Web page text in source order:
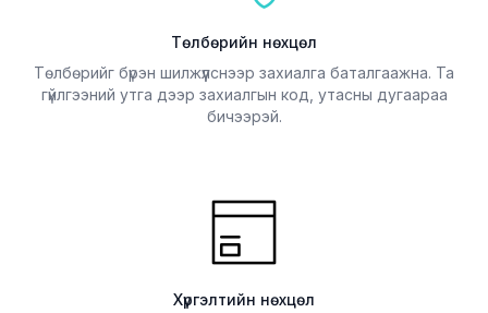
Төлбөрийн нөхцөл
Төлбөрийг бүрэн шилжүүлснээр захиалга баталгаажна. Та
гүйлгээний утга дээр захиалгын код, утасны дугаараа
бичээрэй.
Хүргэлтийн нөхцөл